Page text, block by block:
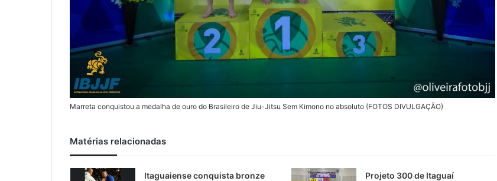
Marreta conquistou a medalha de ouro do Brasileiro de Jiu-Jitsu Sem Kimono no absoluto (FOTOS DIVULGAÇÃO)
Matérias relacionadas
Itaguaiense conquista bronze
Projeto 300 de Itaguaí